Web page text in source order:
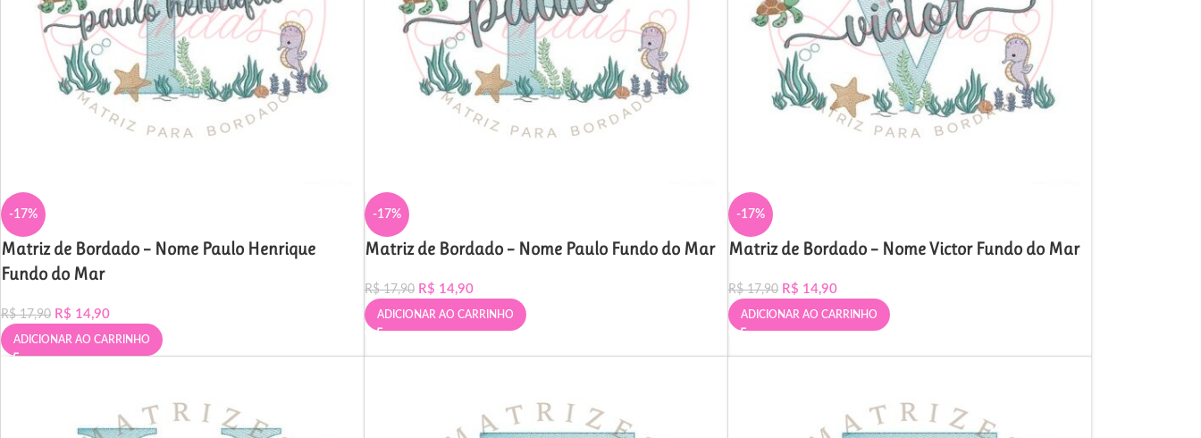
-17%
Matriz de Bordado – Nome Paulo Henrique
Fundo do Mar
R$17,90 R$ 14,90
ADICIONAR AO CARRINHO
-17%
Matriz de Bordado – Nome Paulo Fundo do Mar
R$17,90 R$ 14,90
ADICIONAR AO CARRINHO
-17%
Matriz de Bordado – Nome Victor Fundo do Mar
R$17,90 R$ 14,90
ADICIONAR AO CARRINHO